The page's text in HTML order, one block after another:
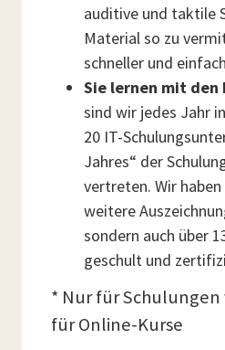
auditive und taktile
Material so zu
schneller und
Sie lernen mit den
sind wir jedes Jahr
20 IT-
Jahres“ der
vertreten. Wir
weitere
sondern auch über
geschult und
* Nur für Schulungen
für Online-Kurse